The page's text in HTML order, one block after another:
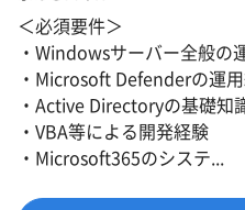
＜必須要件＞
・Windowsサーバー全般の
・Microsoft Defenderの運
・Active Directoryの基礎知
・VBA等による開発経験
・Microsoft365のシステ...